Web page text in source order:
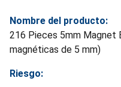
Nombre del producto:
216 Pieces 5mm Magnet
magnéticas de 5 mm)
Riesgo: